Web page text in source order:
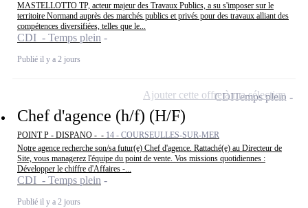
MASTELLOTTO TP, acteur majeur des Travaux Publics, a su s'imposer sur le
territoire Normand auprès des marchés publics et privés pour des travaux alliant des
compétences diversifiées, telles que le...
CDI - Temps plein
Publié il y a 2 jours
Chef d'agence (h/f) (H/F)
POINT P - DISPANO - - 14 - COURSEULLES-SUR-MER
Notre agence recherche son/sa futur(e) Chef d'agence. Rattaché(e) au Directeur de
Site, vous managerez l'équipe du point de vente. Vos missions quotidiennes :
Développer le chiffre d'Affaires -...
CDI - Temps plein
Publié il y a 2 jours
CDITemps plein
Ajouter cette offre à ma sélection